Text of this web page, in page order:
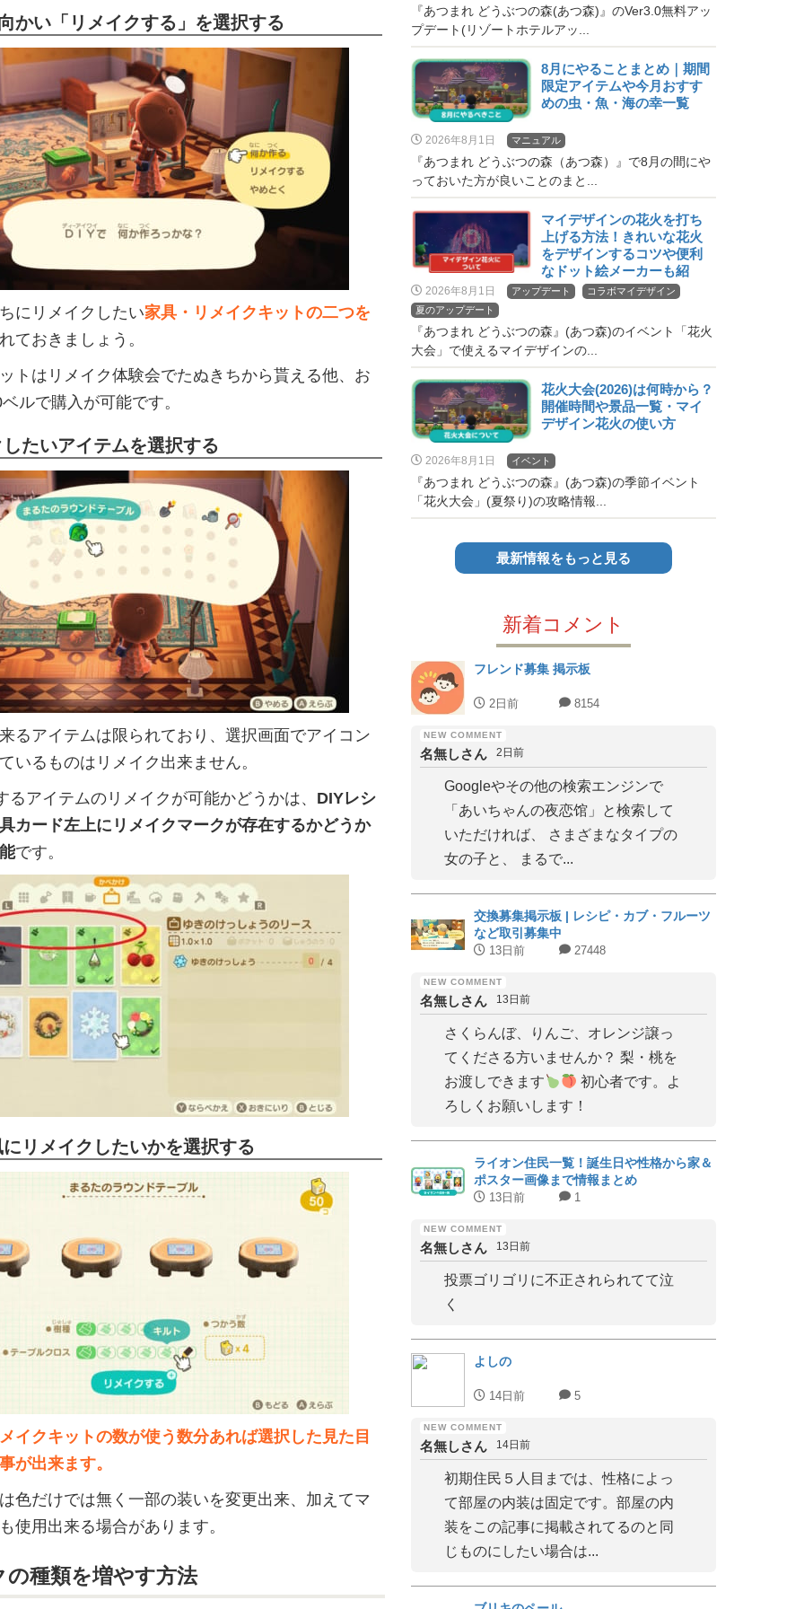
かい「リメイクする」を選択する
にリメイクしたい家具・リメイクキットの二つを
ておきましょう。
トはリメイク体験会でたぬきちから貰える他、お
ルで購入が可能です。
たいアイテムを選択する
るアイテムは限られており、選択画面でアイコン
いるものはリメイク出来ません。
るアイテムのリメイクが可能かどうかは、 DIYレシ
カード左上にリメイクマークが存在するかどうか
です。
リメイクしたいかを選択する
イクキットの数が使う数分あれば選択した見た目
が出来ます。
色だけでは無く一部の装いを変更出来、加えてマ
使用出来る場合があります。
の種類を増やす方法
『あつまれ どうぶつの森(あつ森)』のVer3.0無料アッ
プデート(リゾートホテルアッ...
8月にやることまとめ｜期間
限定アイテムや今月おすす
めの虫・魚・海の幸一覧
2026年8月1日 マニュアル
『あつまれ どうぶつの森（あつ森）』で8月の間にや
っておいた方が良いことのまと...
マイデザインの花火を打ち
上げる方法！きれいな花火
をデザインするコツや便利
なドット絵メーカーも紹
介！
2026年8月1日 アップデート
コラボマイデザイン
夏のアップデート
『あつまれ どうぶつの森』(あつ森)のイベント「花火
大会」で使えるマイデザインの...
花火大会(2026)は何時から？
開催時間や景品一覧・マイ
デザイン花火の使い方
2026年8月1日 イベント
『あつまれ どうぶつの森』(あつ森)の季節イベント
「花火大会」(夏祭り)の攻略情報...
最新情報をもっと見る
新着コメント
フレンド募集 掲示板
2日前 8154
名無しさん 2日前
Googleやその他の検索エンジンで
「あいちゃんの夜恋馆」と検索して
いただければ、 さまざまなタイプの
女の子と、 まるで...
交換募集掲示板 | レシピ・カブ・フルーツ
など取引募集中
13日前 27448
名無しさん 13日前
さくらんぼ、りんご、オレンジ譲っ
てくださる方いませんか？ 梨・桃を
お渡しできます
初心者です。よ
ろしくお願いします！
ライオン住民一覧！誕生日や性格から家＆
ポスター画像まで情報まとめ
13日前 1
名無しさん 13日前
投票ゴリゴリに不正されられてて泣
く
よしの
14日前 5
名無しさん 14日前
初期住民５人目までは、性格によっ
て部屋の内装は固定です。部屋の内
装をこの記事に掲載されてるのと同
じものにしたい場合は...